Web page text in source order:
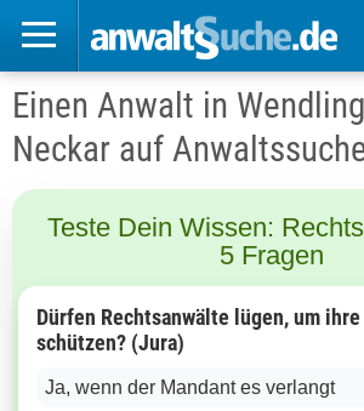
Einen Anwalt in
Neckar auf
Teste Dein Wissen:
5 Fragen
Dürfen Rechtsanwälte lügen, um
schützen? (Jura)
Ja, wenn der Mandant es verlangt